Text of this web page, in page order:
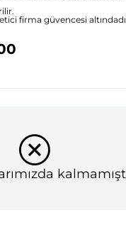
firma güvencesi